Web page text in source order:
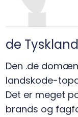
de
Den .de
landskode-
Det er meget
brands og